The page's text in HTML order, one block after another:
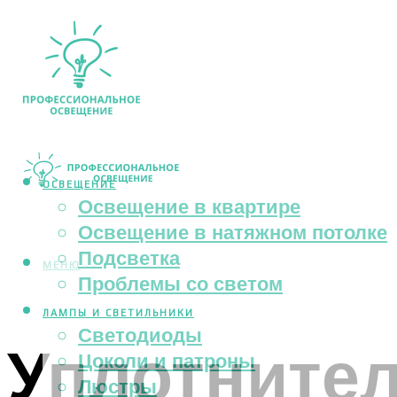
ОСВЕЩЕНИЕ
Освещение в квартире
Освещение в натяжном потолке
Подсветка
Проблемы со светом
ЛАМПЫ И СВЕТИЛЬНИКИ
Светодиоды
Цоколи и патроны
Люстры
МЕНЮ